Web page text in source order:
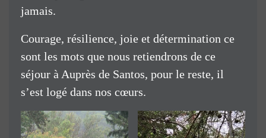
jamais.
Courage, résilience, joie et détermination ce
sont les mots que nous retiendrons de ce
séjour à Auprès de Santos, pour le reste, il
s’est logé dans nos cœurs.